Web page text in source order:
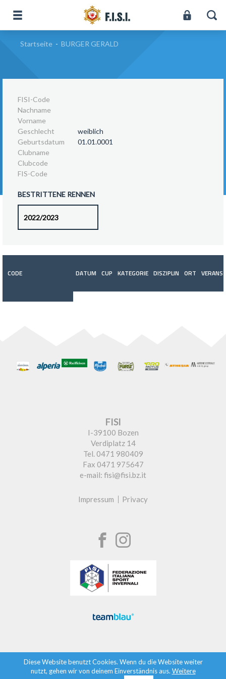
Startseite - BURGER GERALD
FISI-Code
Nachname
Vorname
Geschlecht
weiblich
Geburtsdatum
01.01.0001
Clubname
Clubcode
FIS-Code
BESTRITTENE RENNEN
CODE DATUM CUP KATEGORIE DISZIPLIN ORT
FISI
I-39100 Bozen
Verdiplatz 14
Tel. 0471 980409
Fax 0471 975647
e-mail: fisi@fisi.bz.it
Impressum Privacy
Diese Website benutzt Cookies. Wenn du die Website weiter
nutzt, gehen wir von deinem Einverständnis aus. Weitere